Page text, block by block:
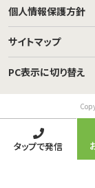
タップで発信
個人情報保護方針
サイトマップ
PC表示に切り替え